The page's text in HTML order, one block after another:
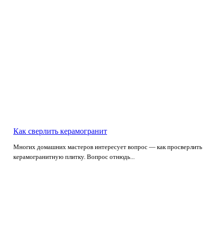
Как сверлить керамогранит
Многих домашних мастеров интересует вопрос — как просверлить
керамогранитную плитку. Вопрос отнюдь...